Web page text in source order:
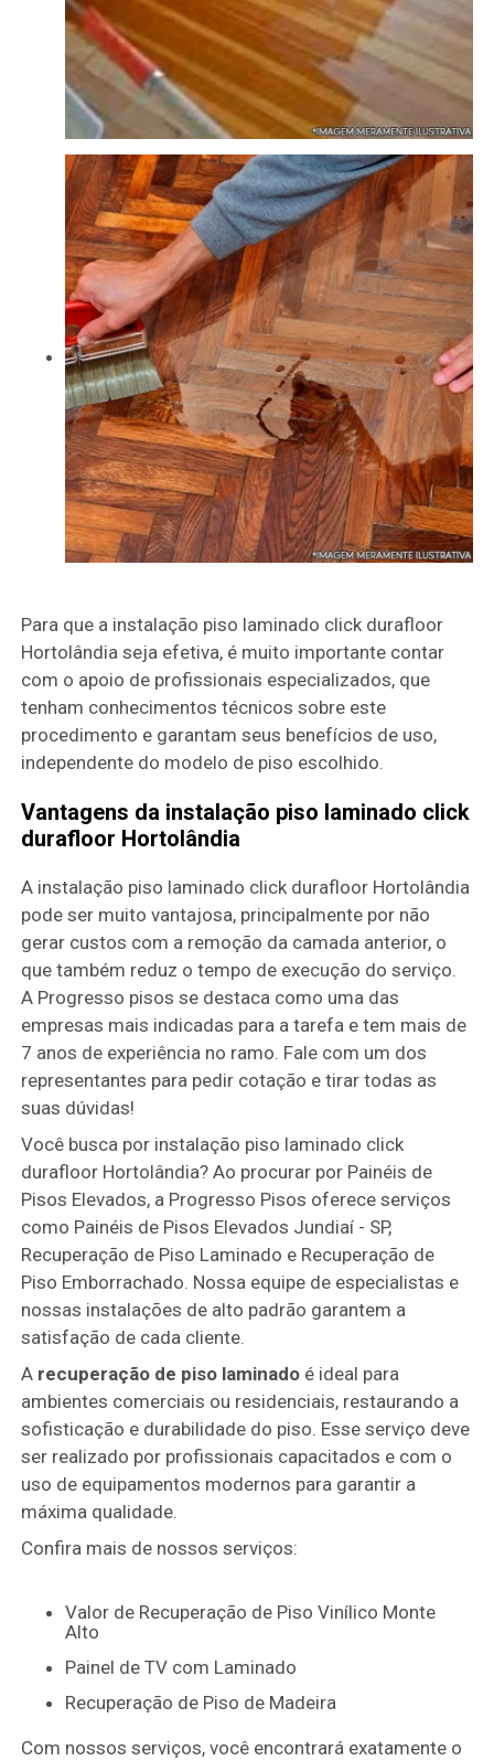
Para que a instalação piso laminado click durafloor
Hortolândia seja efetiva, é muito importante contar
com o apoio de profissionais especializados, que
tenham conhecimentos técnicos sobre este
procedimento e garantam seus benefícios de uso,
independente do modelo de piso escolhido.
Vantagens da instalação piso laminado click
durafloor Hortolândia
A instalação piso laminado click durafloor Hortolândia
pode ser muito vantajosa, principalmente por não
gerar custos com a remoção da camada anterior, o
que também reduz o tempo de execução do serviço.
A Progresso pisos se destaca como uma das
empresas mais indicadas para a tarefa e tem mais de
7 anos de experiência no ramo. Fale com um dos
representantes para pedir cotação e tirar todas as
suas dúvidas!
Você busca por instalação piso laminado click
durafloor Hortolândia? Ao procurar por Painéis de
Pisos Elevados, a Progresso Pisos oferece serviços
como Painéis de Pisos Elevados Jundiaí - SP,
Recuperação de Piso Laminado e Recuperação de
Piso Emborrachado. Nossa equipe de especialistas e
nossas instalações de alto padrão garantem a
satisfação de cada cliente.
A recuperação de piso laminado é ideal para
ambientes comerciais ou residenciais, restaurando a
sofisticação e durabilidade do piso. Esse serviço deve
ser realizado por profissionais capacitados e com o
uso de equipamentos modernos para garantir a
máxima qualidade.
Confira mais de nossos serviços:
Valor de Recuperação de Piso Vinílico Monte
Alto
Painel de TV com Laminado
Recuperação de Piso de Madeira
Com nossos serviços, você encontrará exatamente o